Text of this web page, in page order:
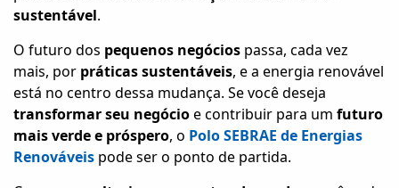
sustentável.
O futuro dos pequenos negócios passa, cada vez
mais, por práticas sustentáveis, e a energia renovável
está no centro dessa mudança. Se você deseja
transformar seu negócioe contribuir para um futuro
mais verde e próspero, o Polo SEBRAE de Energias
Renováveis pode ser o ponto de partida.